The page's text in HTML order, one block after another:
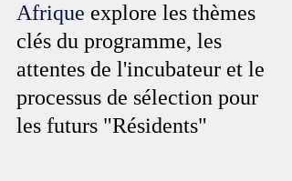
Afrique explore les thèmes
clés du programme, les
attentes de l'incubateur et le
processus de sélection pour
les futurs "Résidents"